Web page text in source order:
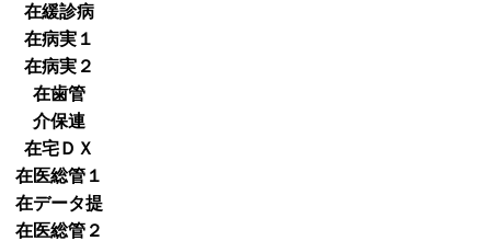
在緩診病
在病実１
在病実２
在歯管
介保連
在宅ＤＸ
在医総管１
在データ提
在医総管２